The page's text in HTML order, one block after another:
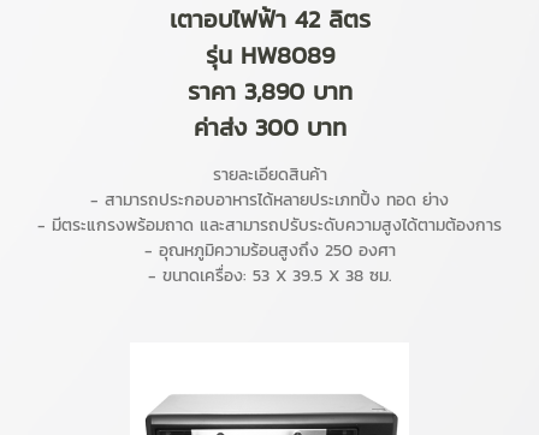
เตาอบไฟฟ้า 42 ลิตร
รุ่น HW8089
ราคา 3,890 บาท
ค่าส่ง 300 บาท
รายละเอียดสินค้า
- สามารถประกอบอาหารได้หลายประเภทปิ้ง ทอด ย่าง
- มีตระแกรงพร้อมถาด และสามารถปรับระดับความสูงได้ตามต้องการ
- อุณหภูมิความร้อนสูงถึง 250 องศา
- ขนาดเครื่อง: 53 X 39.5 X 38 ซม.